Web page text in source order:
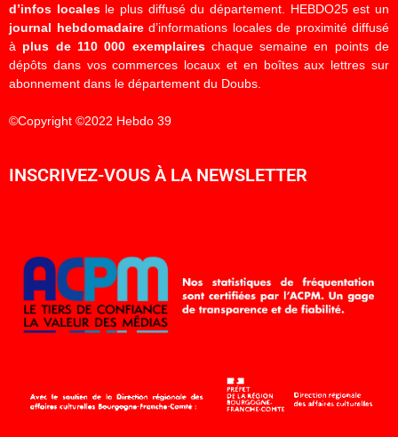
d’infos localesle plus diffusé du département. HEBDO25 est un
journal hebdomadaired’informations locales de proximité diffusé
à plus de 110 000 exemplaireschaque semaine en points de
dépôts dans vos commerces locaux et en boîtes aux lettres sur
abonnement dans le département du Doubs.
©Copyright ©2022 Hebdo 39
INSCRIVEZ-VOUS À LA NEWSLETTER